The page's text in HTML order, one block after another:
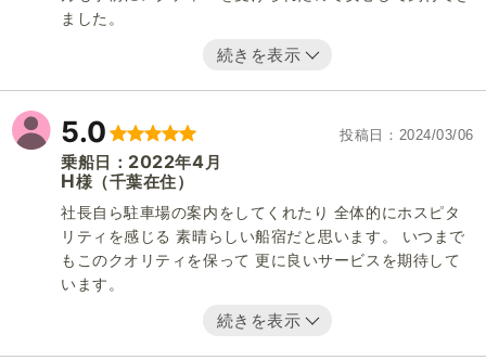
ました。
続きを表示
5.0 投稿日 2024/03/06
乗船日： 2022年4 月
H様 （千葉在住）
社長自ら駐車場の案内をしてくれたり 全体的にホスピタ
リティを感じる 素晴らしい船宿だと思います。 いつまで
もこのクオリティを保って 更に良いサービスを期待して
います。
続きを表示